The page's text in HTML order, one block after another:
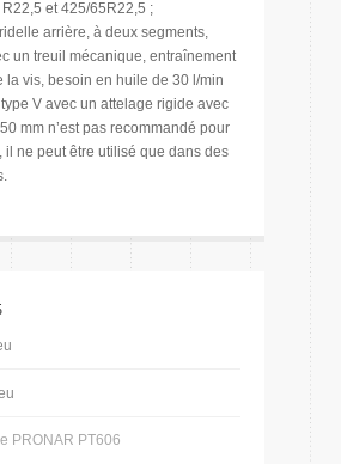
et 425/65R22,5 ;
arrière, à deux segments,
un treuil mécanique, entraînement
la vis, besoin en huile de 30 l/min
V avec un attelage rigide avec
mm n’est pas recommandé pour
il ne peut être utilisé que dans des
PRONAR PT606